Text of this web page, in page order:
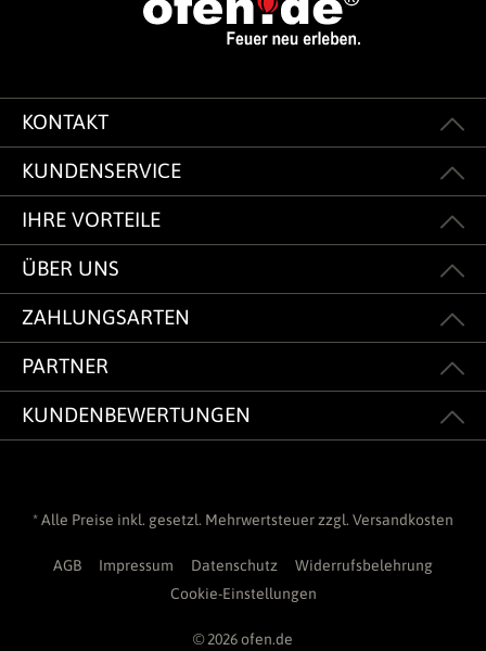
KONTAKT
KUNDENSERVICE
IHRE VORTEILE
ÜBER UNS
ZAHLUNGSARTEN
PARTNER
KUNDENBEWERTUNGEN
* Alle Preise inkl. gesetzl. Mehrwertsteuer zzgl. Versandkosten
AGB Impressum Datenschutz
Widerrufsbelehrung
Cookie-Einstellungen
© 2026 ofen.de